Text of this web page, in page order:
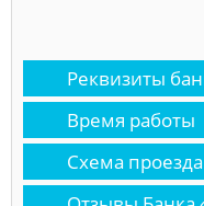
Реквизиты
Время работы
Схема проезда